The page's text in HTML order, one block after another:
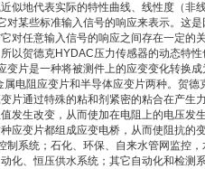
似地代表实际的特性曲线、线性度（非
某些标准输入信号的响应来表示。这
对任意输入信号的响应之间存在一定的
以贺德克HYDAC压力传感器的动态特性
片是一种将被测件上的应变变化转换
电阻应变片和半导体应变片两种。贺
片通过特殊的粘和剂紧密的粘合在产生
发生改变，从而使加在电阻上的电压发
应变片都组成应变电桥，从而使阻抗的
系统；石化、环保、自来水管网监控
化、恒压供水系统；其它自动化和检测